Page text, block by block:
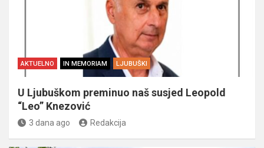
AKTUELNO IN MEMORIAM LJUBUŠKI
U Ljubuškom preminuo naš susjed Leopold
“Leo” Knezović
3 dana ago Redakcija